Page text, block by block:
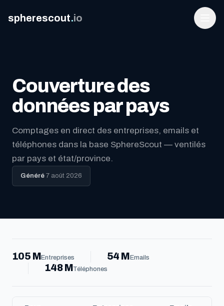
spherescout.io
Connexion
Obtenir 100 prospects gratuits
Couverture des
données par pays
Comptages en direct des entreprises, emails et
téléphones dans la base SphereScout — ventilés
par pays et état/province.
Généré 7 août 2026
105 MEntreprises 54 M Emails
148 MTéléphones